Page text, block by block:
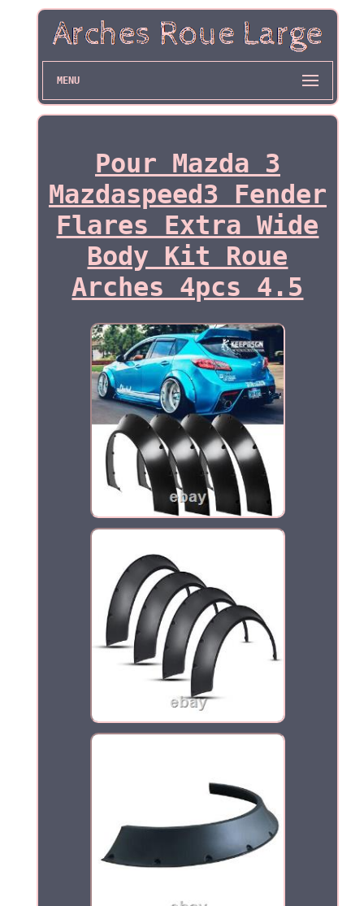
MENU
Pour Mazda 3
Mazdaspeed3 Fender
Flares Extra Wide
Body Kit Roue
Arches 4pcs 4.5